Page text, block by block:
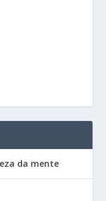
da mente